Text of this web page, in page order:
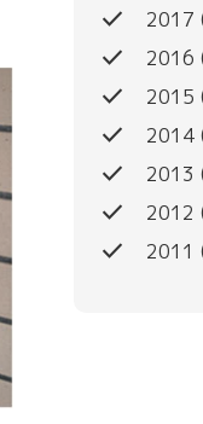
done 2017
done 2016
done 2015
done 2014
done 2013
done 2012
done 2011